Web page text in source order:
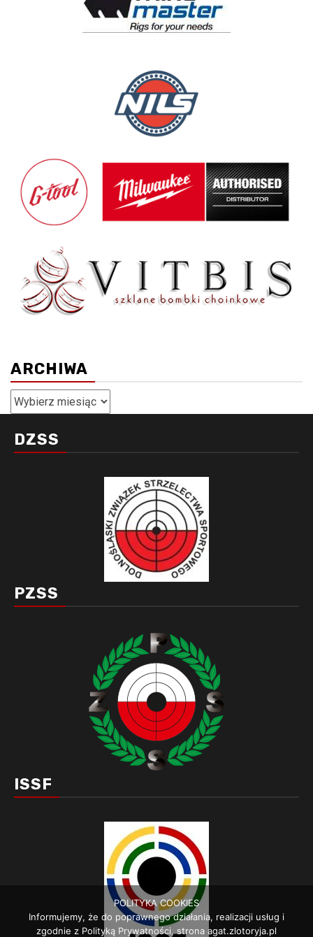
ARCHIWA
Archiwa
DZSS
PZSS
ISSF
POLITYKA COOKIES
Informujemy, że do poprawnego działania, realizacji usług i
zgodnie z Polityką Prywatności, strona agat.zlotoryja.pl